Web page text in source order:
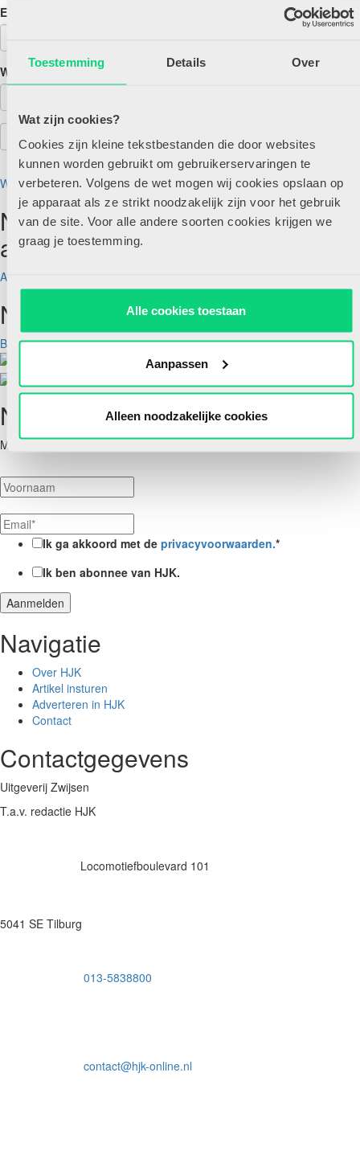
Toestemming Details Over
Wat zijn cookies?
Cookies zijn kleine tekstbestanden die door websites
kunnen worden gebruikt om gebruikerservaringen te
verbeteren. Volgens de wet mogen wij cookies opslaan op
je apparaat als ze strikt noodzakelijk zijn voor het gebruik
van de site. Voor alle andere soorten cookies krijgen we
graag je toestemming.
Alle cookies toestaan
Aanpassen
Alleen noodzakelijke cookies
E-mailadres
Wachtwoord
Wachtwoord vergeten?
Nog geen account maar wel
abonnee?
Account aanmaken
Nog geen abonnee?
Bekijk aanbod
Nieuwsbrief
Meld je hieronder aan voor de nieuwsbrief van HJK
Ik ga akkoord met de privacyvoorwaarden.*
Ik ben abonnee van HJK.
Navigatie
Over HJK
Artikel insturen
Adverteren in HJK
Contact
Contactgegevens
Uitgeverij Zwijsen
T.a.v. redactie HJK
Locomotiefboulevard 101
5041 SE Tilburg
013-5838800
contact@hjk-online.nl